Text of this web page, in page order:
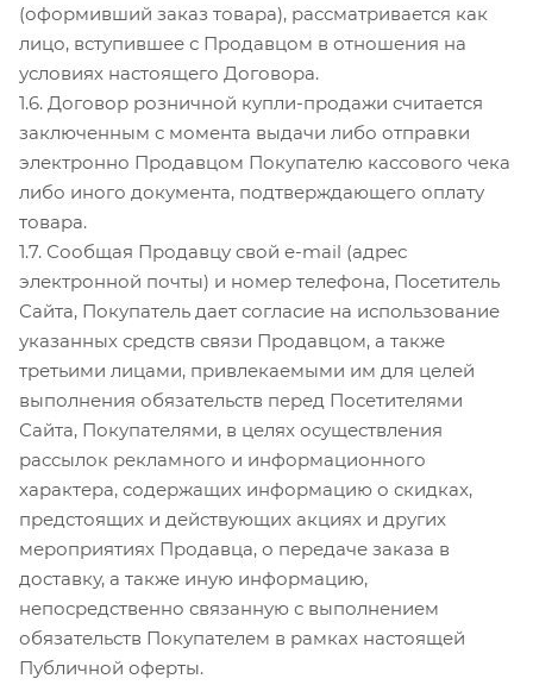
(оформивший заказ товара), рассматривается как
лицо, вступившее с Продавцом в отношения на
условиях настоящего Договора.
1.6. Договор розничной купли-продажи считается
заключенным с момента выдачи либо отправки
электронно Продавцом Покупателю кассового чека
либо иного документа, подтверждающего оплату
товара.
1.7. Сообщая Продавцу свой e-mail (адрес
электронной почты) и номер телефона, Посетитель
Сайта, Покупатель дает согласие на использование
указанных средств связи Продавцом, а также
третьими лицами, привлекаемыми им для целей
выполнения обязательств перед Посетителями
Сайта, Покупателями, в целях осуществления
рассылок рекламного и информационного
характера, содержащих информацию о скидках,
предстоящих и действующих акциях и других
мероприятиях Продавца, о передаче заказа в
доставку, а также иную информацию,
непосредственно связанную с выполнением
обязательств Покупателем в рамках настоящей
Публичной оферты.